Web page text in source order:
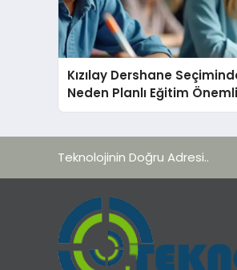
Kızılay Dershane
Neden Planlı Eğitim
Teknolojinin Doğru Adresi..